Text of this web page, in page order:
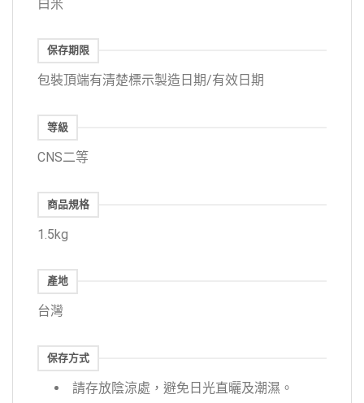
白米
保存期限
包裝頂端有清楚標示製造日期/有效日期
等級
CNS二等
商品規格
1.5kg
產地
台灣
保存方式
請存放陰涼處，避免日光直曬及潮濕。